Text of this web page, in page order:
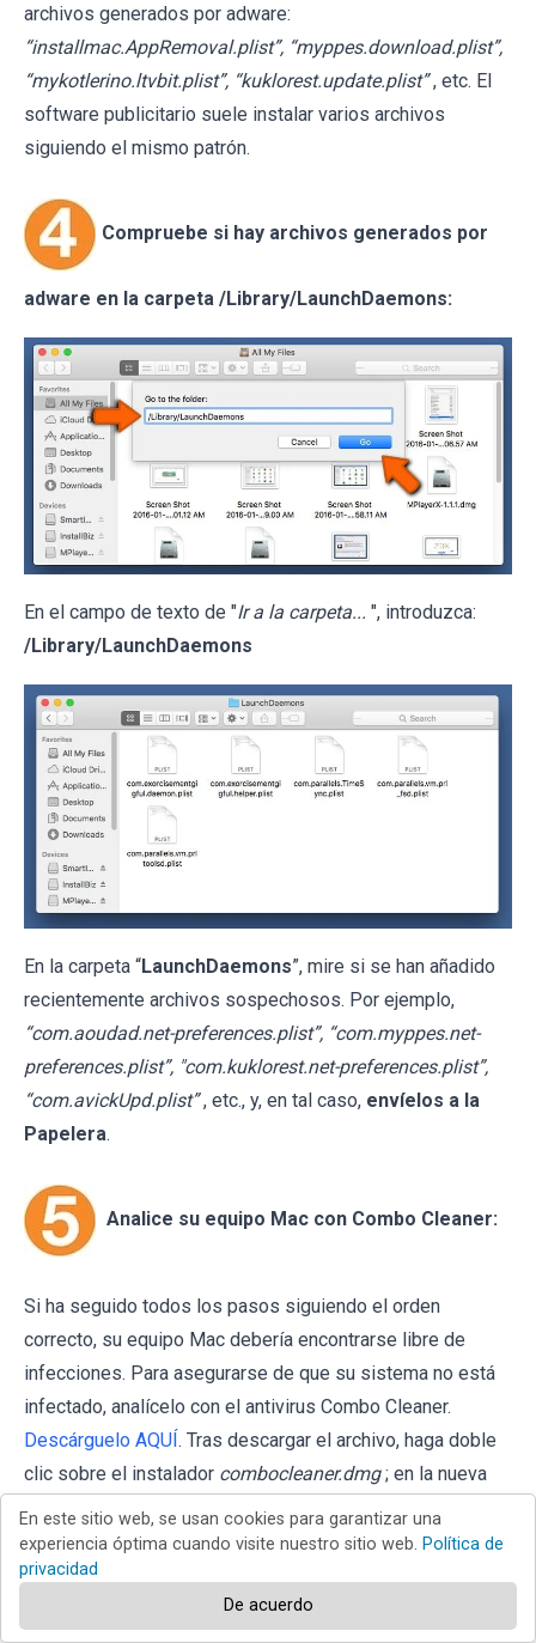
archivos generados por adware:
“installmac.AppRemoval.plist”, “myppes.download.plist”,
“mykotlerino.ltvbit.plist”, “kuklorest.update.plist” , etc. El
software publicitario suele instalar varios archivos
siguiendo el mismo patrón.
Compruebe si hay archivos generados por
adware en la carpeta /Library/LaunchDaemons:
En el campo de texto de "Ir a la carpeta... ", introduzca:
/Library/LaunchDaemons
En la carpeta “LaunchDaemons”, mire si se han añadido
recientemente archivos sospechosos. Por ejemplo,
“com.aoudad.net-preferences.plist”, “com.myppes.net-
preferences.plist”, "com.kuklorest.net-preferences.plist”,
“com.avickUpd.plist” , etc., y, en tal caso, envíelos a la
Papelera.
Analice su equipo Mac con Combo Cleaner:
Si ha seguido todos los pasos siguiendo el orden
correcto, su equipo Mac debería encontrarse libre de
infecciones. Para asegurarse de que su sistema no está
infectado, analícelo con el antivirus Combo Cleaner.
Descárguelo AQUÍ. Tras descargar el archivo, haga doble
clic sobre el instalador combocleaner.dmg ; en la nueva
ventana, arrastre el icono de Combo Cleaner hasta el icono
de Aplicaciones. Seguidamente, abra el launchpad y haga
clic en el icono de Combo Cleaner. Espere a que Combo
Cleaner actualice la base de datos de definiciones de viru
En este sitio web, se usan cookies para garantizar una
experiencia óptima cuando visite nuestro sitio web. Política de
privacidad
De acuerdo